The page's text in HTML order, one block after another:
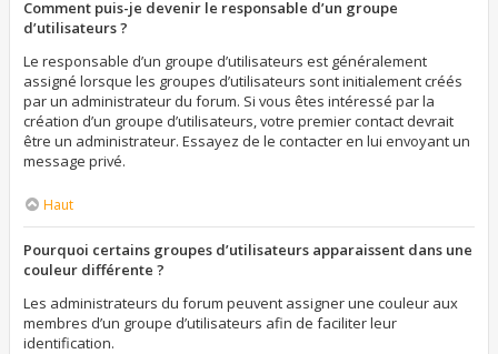
Comment puis-je devenir le responsable d’un groupe
d’utilisateurs ?
Le responsable d’un groupe d’utilisateurs est généralement
assigné lorsque les groupes d’utilisateurs sont initialement créés
par un administrateur du forum. Si vous êtes intéressé par la
création d’un groupe d’utilisateurs, votre premier contact devrait
être un administrateur. Essayez de le contacter en lui envoyant un
message privé.
Haut
Pourquoi certains groupes d’utilisateurs apparaissent dans une
couleur différente ?
Les administrateurs du forum peuvent assigner une couleur aux
membres d’un groupe d’utilisateurs afin de faciliter leur
identification.